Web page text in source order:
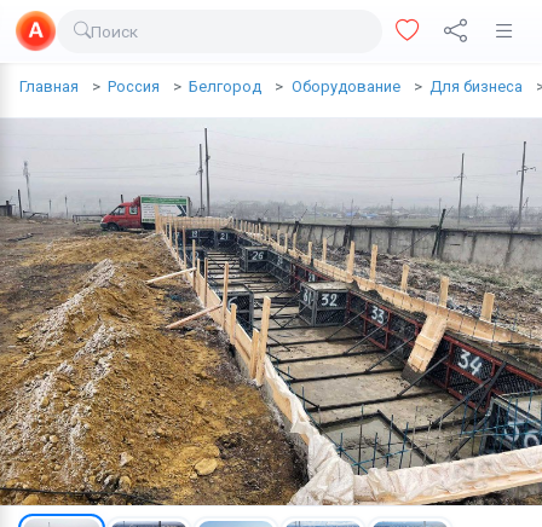
Поиск
Главная Россия Белгород Оборудование Для бизнеса
Доставка еды
Услуги
Личные вещи
Одежда и обувь
Электроника
Все для дома
Хобби и отдых
Животные